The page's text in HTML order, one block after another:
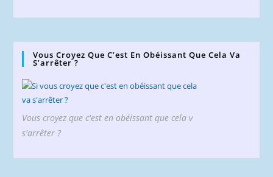
Vous Croyez Que C’est En Obéissant Que Cela Va
S’arrêter ?
Vous croyez que c'est en obéissant que cela v
s'arrêter ?